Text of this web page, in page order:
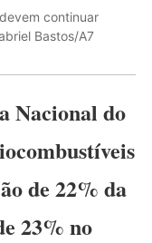
continuar
Bastos/A7
Nacional do
de 22% da
23% no